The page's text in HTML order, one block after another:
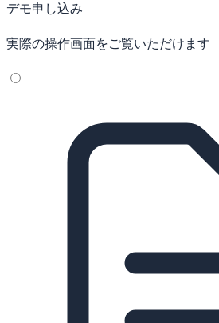
デモ申し込み
実際の操作画面をご覧いただけます